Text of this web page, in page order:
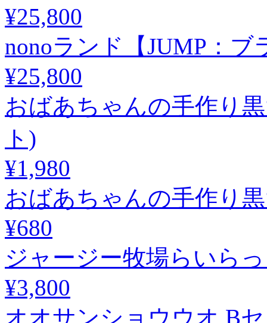
¥25,800
nonoランド【JUMP：ブ
¥25,800
おばあちゃんの手作り
ト)
¥1,980
おばあちゃんの手作り
¥680
ジャージー牧場らいら
¥3,800
オオサンショウウオ B